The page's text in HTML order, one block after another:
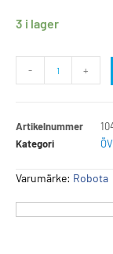
3 i lager
- +
Artikelnummer
Kategori
Varumärke: Robota